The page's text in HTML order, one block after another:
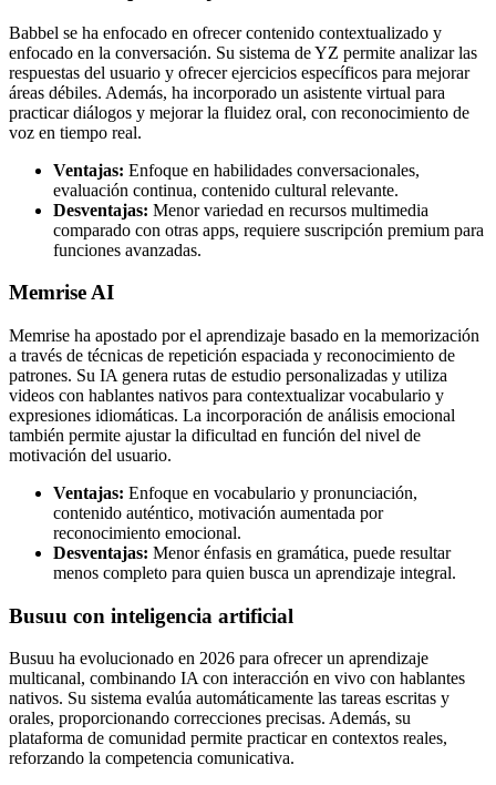
Babbel se ha enfocado en ofrecer contenido contextualizado y
enfocado en la conversación. Su sistema de YZ permite analizar las
respuestas del usuario y ofrecer ejercicios específicos para mejorar
áreas débiles. Además, ha incorporado un asistente virtual para
practicar diálogos y mejorar la fluidez oral, con reconocimiento de
voz en tiempo real.
Ventajas: Enfoque en habilidades conversacionales,
evaluación continua, contenido cultural relevante.
Desventajas: Menor variedad en recursos multimedia
comparado con otras apps, requiere suscripción premium para
funciones avanzadas.
Memrise AI
Memrise ha apostado por el aprendizaje basado en la memorización
a través de técnicas de repetición espaciada y reconocimiento de
patrones. Su IA genera rutas de estudio personalizadas y utiliza
videos con hablantes nativos para contextualizar vocabulario y
expresiones idiomáticas. La incorporación de análisis emocional
también permite ajustar la dificultad en función del nivel de
motivación del usuario.
Ventajas: Enfoque en vocabulario y pronunciación,
contenido auténtico, motivación aumentada por
reconocimiento emocional.
Desventajas: Menor énfasis en gramática, puede resultar
menos completo para quien busca un aprendizaje integral.
Busuu con inteligencia artificial
Busuu ha evolucionado en 2026 para ofrecer un aprendizaje
multicanal, combinando IA con interacción en vivo con hablantes
nativos. Su sistema evalúa automáticamente las tareas escritas y
orales, proporcionando correcciones precisas. Además, su
plataforma de comunidad permite practicar en contextos reales,
reforzando la competencia comunicativa.